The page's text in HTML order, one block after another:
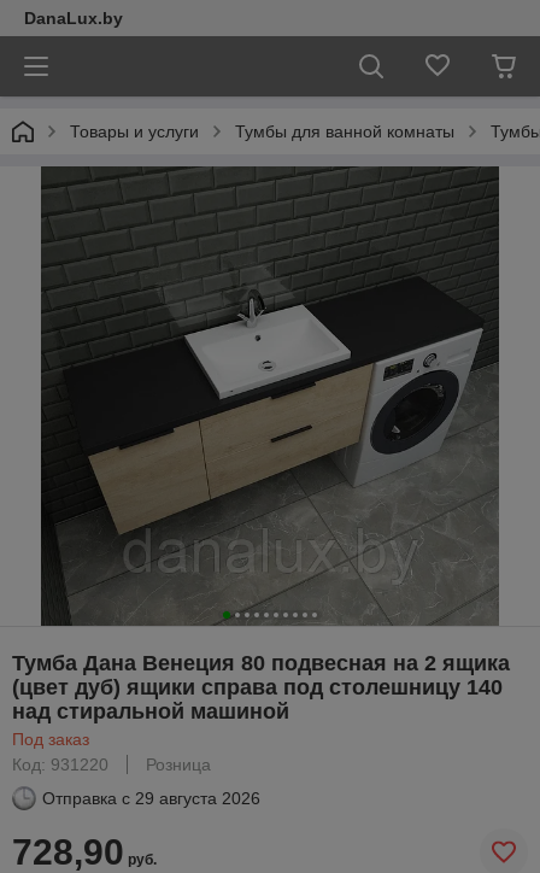
DanaLux.by
Товары и услуги Тумбы для ванной комнаты
Тумба Дана Венеция 80 подвесная на 2 ящика
(цвет дуб) ящики справа под столешницу 140
над стиральной машиной
Под заказ
Код: 931220
Розница
Отправка с 29 августа 2026
728,90 руб.